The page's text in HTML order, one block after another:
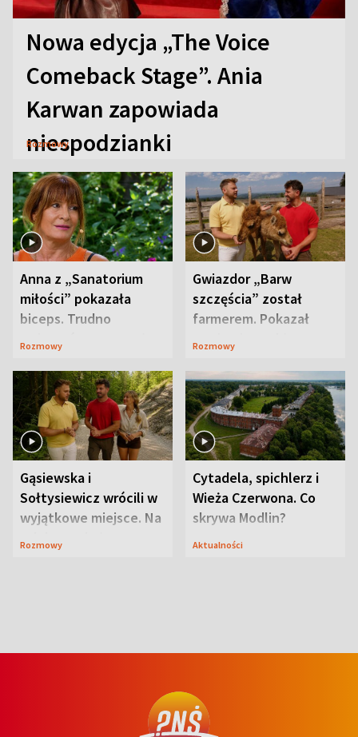
Nowa edycja „The Voice
Comeback Stage”. Ania
Karwan zapowiada
niespodzianki
Rozmowy
Anna z „Sanatorium
miłości” pokazała
biceps. Trudno
uwierzyć, co przeszła
Rozmowy
Gwiazdor „Barw
szczęścia” został
farmerem. Pokazał
swoje niezwykłe
Rozmowy
Gąsiewska i
Sołtysiewicz wrócili w
wyjątkowe miejsce. Na
szlaku czekał
Rozmowy
Cytadela, spichlerz i
Wieża Czerwona. Co
skrywa Modlin?
Aktualności